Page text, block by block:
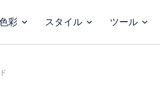
彩 スタイル ツール